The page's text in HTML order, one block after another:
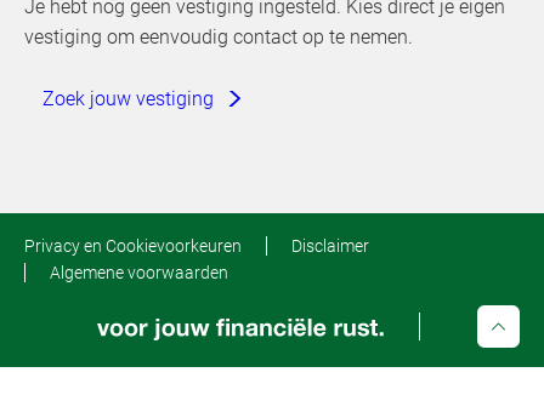
Je hebt nog geen vestiging ingesteld. Kies direct je eigen
vestiging om eenvoudig contact op te nemen.
Zoek jouw vestiging
Privacy en Cookievoorkeuren
Disclaimer
Algemene voorwaarden